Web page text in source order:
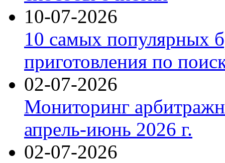
10-07-2026
10 самых популярных
приготовления по
02-07-2026
Мониторинг
апрель-июнь 2026 г.
02-07-2026